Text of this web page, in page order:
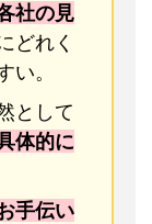
社の見
どれく
い。
として
体的に
手伝い